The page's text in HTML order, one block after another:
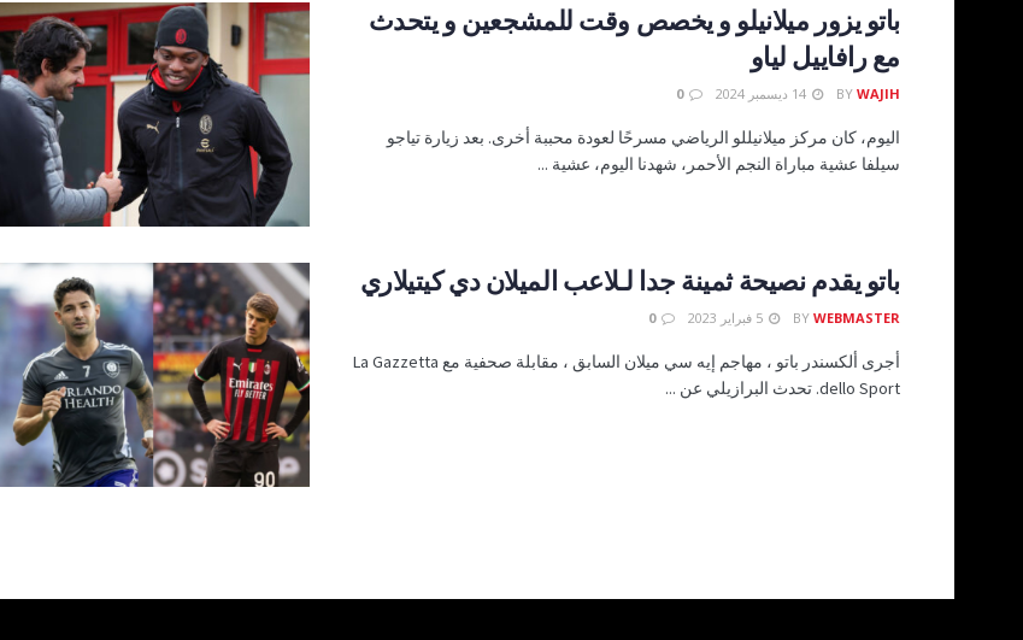
باتو يزور ميلانيلو و يخصص وقت للمشجعين و يتحدث
مع رافاييل لياو
BY WAJIH
0
اليوم، كان مركز ميلانيللو الرياضي مسرحًا لعودة محببة أخرى. بعد زيارة تياجو
سيلفا عشية مباراة النجم الأحمر، شهدنا اليوم، عشية ...
باتو يقدم نصيحة ثمينة جدا لـلاعب الميلان دي كيتيلاري
BY WEBMASTER
0
أجرى ألكسندر باتو ، مهاجم إيه سي ميلان السابق ، مقابلة صحفية مع La Gazzetta
dello Sport. تحدث البرازيلي عن ...